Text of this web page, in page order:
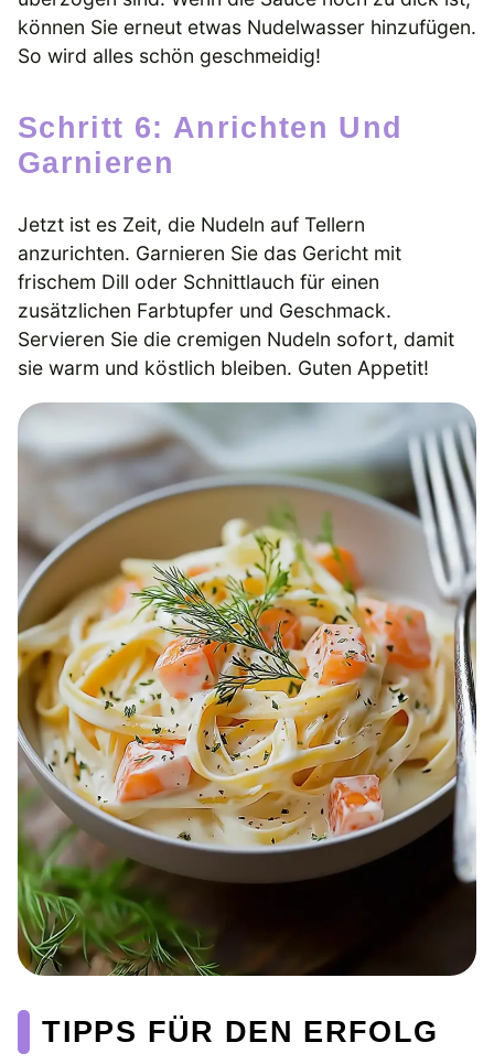
können Sie erneut etwas Nudelwasser hinzufügen.
So wird alles schön geschmeidig!
Schritt 6: Anrichten Und
Garnieren
Jetzt ist es Zeit, die Nudeln auf Tellern
anzurichten. Garnieren Sie das Gericht mit
frischem Dill oder Schnittlauch für einen
zusätzlichen Farbtupfer und Geschmack.
Servieren Sie die cremigen Nudeln sofort, damit
sie warm und köstlich bleiben. Guten Appetit!
TIPPS FÜR DEN ERFOLG